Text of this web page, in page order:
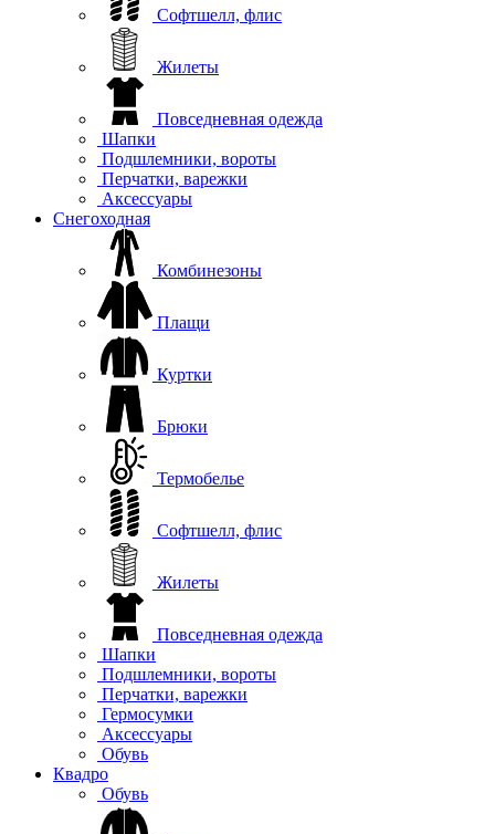
Софтшелл, флис
Жилеты
Повседневная одежда
Шапки
Подшлемники, вороты
Перчатки, варежки
Аксессуары
Снегоходная
Комбинезоны
Плащи
Куртки
Брюки
Термобелье
Софтшелл, флис
Жилеты
Повседневная одежда
Шапки
Подшлемники, вороты
Перчатки, варежки
Гермосумки
Аксессуары
Обувь
Квадро
Обувь